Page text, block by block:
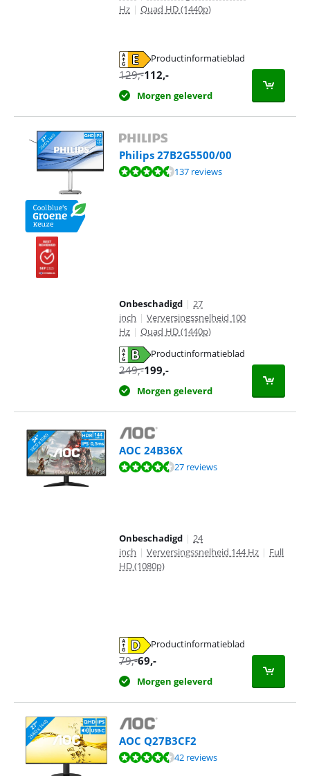
Hz | Quad HD (1440p)
Productinformatieblad
129,-112,-
Morgen geleverd
Philips 27B2G5500/00
Beoordeling is 8,9 van de 10, gebaseerd op 137 reviews.
137 reviews
Onbeschadigd | 27
inch | Verversingssnelheid 100
Hz | Quad HD (1440p)
Productinformatieblad
249,-199,-
Morgen geleverd
AOC 24B36X
Beoordeling is 9,4 van de 10, gebaseerd op 27 reviews.
27 reviews
Onbeschadigd | 24
inch | Verversingssnelheid 144 Hz | Full
HD (1080p)
Productinformatieblad
79,-69,-
Morgen geleverd
AOC Q27B3CF2
Beoordeling is 8,5 van de 10, gebaseerd op 42 reviews.
42 reviews